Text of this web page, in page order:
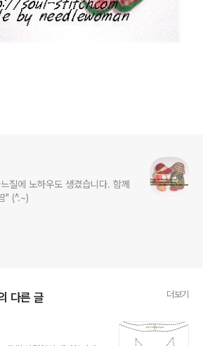
질에 노하우도 생겼습니다. 함께
해요. "사랑한땀" "행복한땀" (^.~)
다른 글 더보기